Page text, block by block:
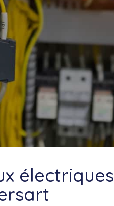
électriques